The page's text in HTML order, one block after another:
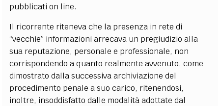
pubblicati on line.
Il ricorrente riteneva che la presenza in rete di
“vecchie” informazioni arrecava un pregiudizio alla
sua reputazione, personale e professionale, non
corrispondendo a quanto realmente avvenuto, come
dimostrato dalla successiva archiviazione del
procedimento penale a suo carico, ritenendosi,
inoltre, insoddisfatto dalle modalità adottate dal